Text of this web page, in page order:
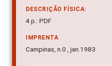
DESCRIÇÃO FÍSICA:
4 p.: PDF
IMPRENTA
Campinas, n.0 , jan.1983